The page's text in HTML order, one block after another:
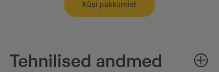
Küsi pakkumist
Tehnilised andmed